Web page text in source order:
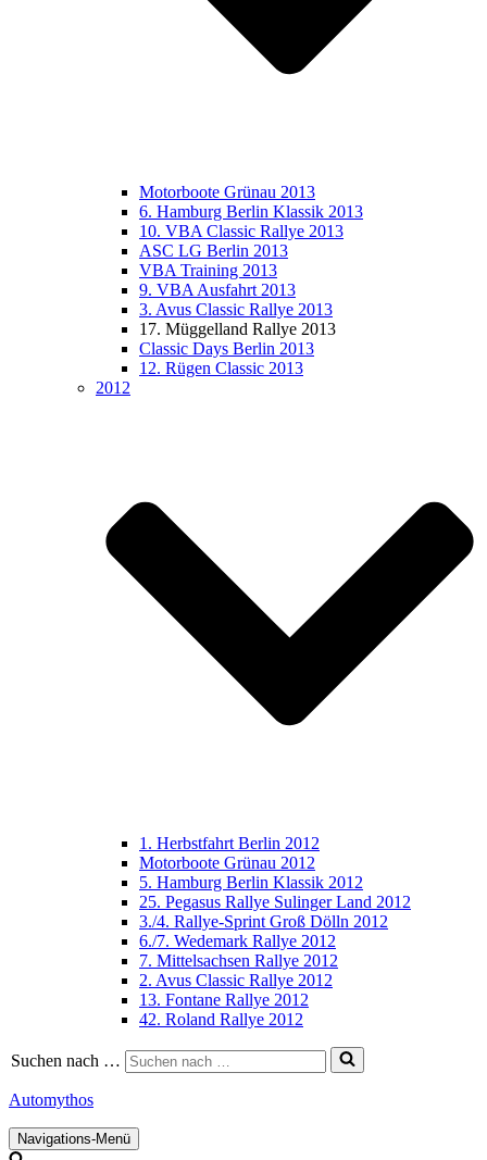
Motorboote Grünau 2013
6. Hamburg Berlin Klassik 2013
10. VBA Classic Rallye 2013
ASC LG Berlin 2013
VBA Training 2013
9. VBA Ausfahrt 2013
3. Avus Classic Rallye 2013
17. Müggelland Rallye 2013
Classic Days Berlin 2013
12. Rügen Classic 2013
2012
1. Herbstfahrt Berlin 2012
Motorboote Grünau 2012
5. Hamburg Berlin Klassik 2012
25. Pegasus Rallye Sulinger Land 2012
3./4. Rallye-Sprint Groß Dölln 2012
6./7. Wedemark Rallye 2012
7. Mittelsachsen Rallye 2012
2. Avus Classic Rallye 2012
13. Fontane Rallye 2012
42. Roland Rallye 2012
Suchen nach …
Automythos
Navigations-Menü